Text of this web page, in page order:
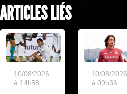
ARTICLES LIÉS
10/08/2026
à 14h58
10/08/2026
à 09h36